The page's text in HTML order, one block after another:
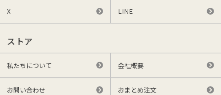
X LINE
ストア
私たちについて 会社概要
お問い合わせ おまとめ注文